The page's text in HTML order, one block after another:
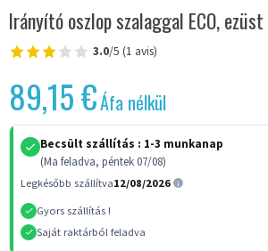
Irányító oszlop szalaggal ECO, ezüst
3.0/5 (1 avis)
89,15 €Áfa nélkül
Becsült szállítás : 1-3 munkanap
(Ma feladva, péntek 07/08)
Legkésőbb szállítva12/08/2026
Gyors szállítás !
Saját raktárból feladva